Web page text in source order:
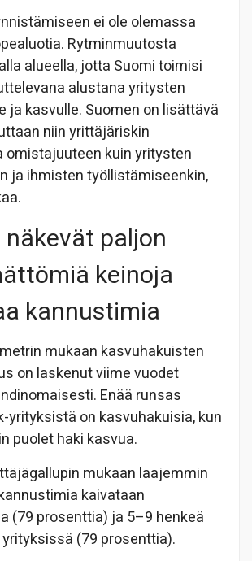
ei ole olemassa
Rytminmuutosta
alueella, jotta Suomi toimisi
alustana yritysten
ja kasvulle. Suomen on lisättävä
niin yrittäjäriskin
omistajuuteen kuin yritysten
ja ihmisten työllistämiseenkin,
paljon
keinoja
kannustimia
mukaan kasvuhakuisten
on laskenut viime vuodet
Enää runsas
yrityksistä on kasvuhakuisia, kun
puolet haki kasvua.
mukaan laajemmin
kaivataan
(79 prosenttia) ja 5–9 henkeä
(79 prosenttia).